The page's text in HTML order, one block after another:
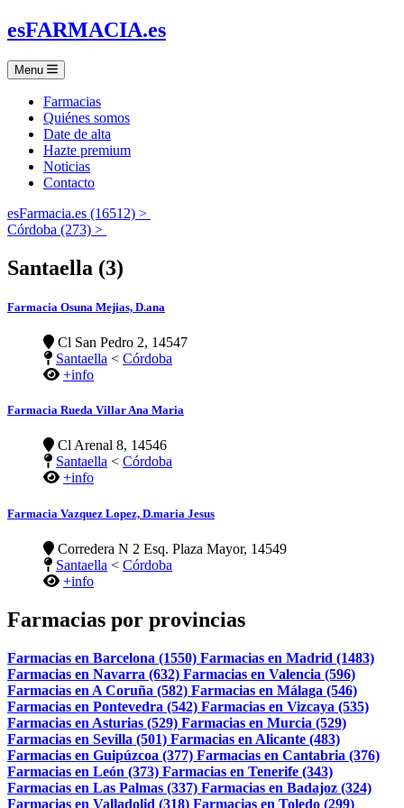
esFARMACIA.es
Menu
Farmacias
Quiénes somos
Date de alta
Hazte premium
Noticias
Contacto
esFarmacia.es (16512) >
Córdoba (273) >
Santaella (3)
Farmacia Osuna Mejias, D.ana
Cl San Pedro 2, 14547
Santaella < Córdoba
+info
Farmacia Rueda Villar Ana Maria
Cl Arenal 8, 14546
Santaella < Córdoba
+info
Farmacia Vazquez Lopez, D.maria Jesus
Corredera N 2 Esq. Plaza Mayor, 14549
Santaella < Córdoba
+info
Farmacias por provincias
Farmacias en Barcelona (1550) Farmacias en Madrid (1483)
Farmacias en Navarra (632) Farmacias en Valencia (596)
Farmacias en A Coruña (582) Farmacias en Málaga (546)
Farmacias en Pontevedra (542) Farmacias en Vizcaya (535)
Farmacias en Asturias (529) Farmacias en Murcia (529)
Farmacias en Sevilla (501) Farmacias en Alicante (483)
Farmacias en Guipúzcoa (377) Farmacias en Cantabria (376)
Farmacias en León (373) Farmacias en Tenerife (343)
Farmacias en Las Palmas (337) Farmacias en Badajoz (324)
Farmacias en Valladolid (318) Farmacias en Toledo (299)